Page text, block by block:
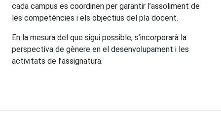
cada campus es coordinen per garantir l’assoliment de
les competències i els objectius del pla docent.
En la mesura del que sigui possible, s’incorporarà la
perspectiva de gènere en el desenvolupament i les
activitats de l’assignatura.